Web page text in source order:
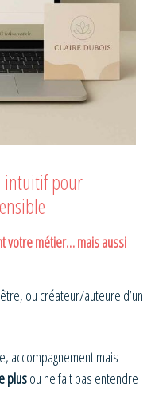
intuitif pour
votre métier… mais aussi
ou créateur/auteure d’un
accompagnement mais
plusou ne fait pas entendre